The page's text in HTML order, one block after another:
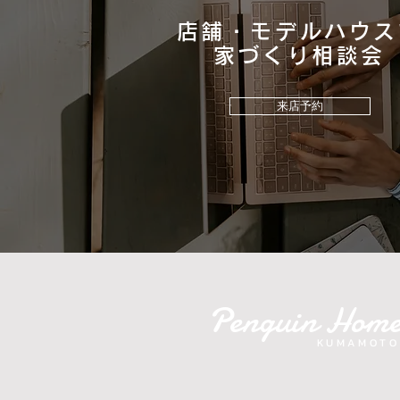
タカラスタンダードから新し
い洗面化粧台が登場！
店舗・モデルハウ
​家づくり相談会
来店予約
PenguinKUMAMOTO